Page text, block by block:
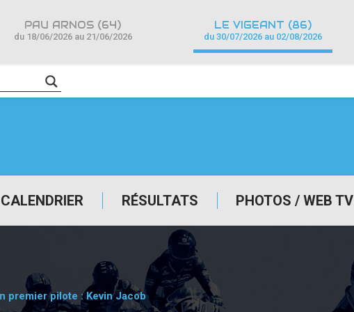
CALENDRIER RÉSULTATS PHOTOS / WEB TV
PAU ARNOS (64)
du 18/06/2026 au 21/06/2026
LE VIGEANT (86)
du 30/07/2026 au 02/08/2026
premier pilote : Kevin Jacob